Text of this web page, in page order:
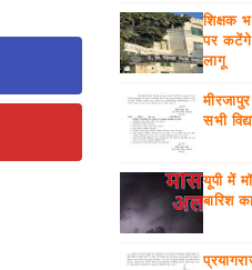
शिक्षक
पर कटेंगे
लागू
सभी
यूपी में
बारिश